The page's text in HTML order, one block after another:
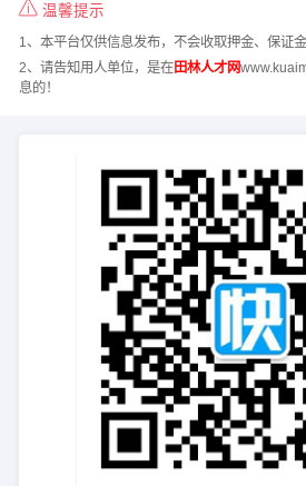
温馨提示
1、本平台仅供信息发布，不会收取押金、保证
2、请告知用人单位，是在田林人才网
息的！